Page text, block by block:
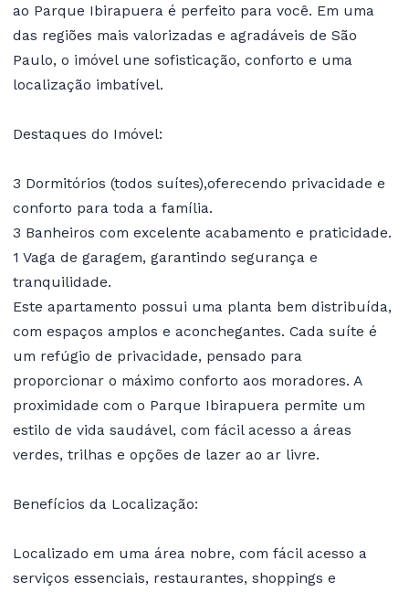
ao Parque Ibirapuera é perfeito para você. Em uma
das regiões mais valorizadas e agradáveis de São
Paulo, o imóvel une sofisticação, conforto e uma
localização imbatível.
Destaques do Imóvel:
3 Dormitórios (todos suítes),oferecendo privacidade e
conforto para toda a família.
3 Banheiros com excelente acabamento e praticidade.
1 Vaga de garagem, garantindo segurança e
tranquilidade.
Este apartamento possui uma planta bem distribuída,
com espaços amplos e aconchegantes. Cada suíte é
um refúgio de privacidade, pensado para
proporcionar o máximo conforto aos moradores. A
proximidade com o Parque Ibirapuera permite um
estilo de vida saudável, com fácil acesso a áreas
verdes, trilhas e opções de lazer ao ar livre.
Benefícios da Localização:
Localizado em uma área nobre, com fácil acesso a
serviços essenciais, restaurantes, shoppings e